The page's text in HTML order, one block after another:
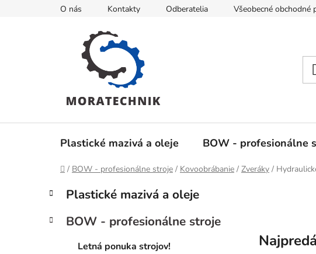
O nás Kontakty Odberatelia Všeobecné obchodné
Plastické mazivá a oleje BOW - profesionálne
Domov
/ BOW - profesionálne stroje / Kovoobrábanie / Zveráky /
B
č
Preskočiť
kategórie
K
a
e
Plastické mazivá a oleje
BOW - profesionálne stroje
Letná ponuka strojov!